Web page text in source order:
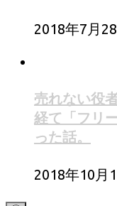
2018年7月
売れない役
経て「フリ
った話。
2018年10月